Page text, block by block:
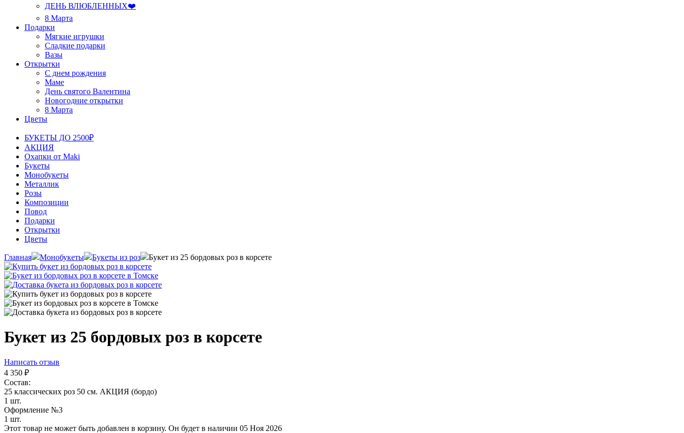
ДЕНЬ ВЛЮБЛЕННЫХ❤️
8 Марта
Подарки
Мягкие игрушки
Сладкие подарки
Вазы
Открытки
С днем рождения
Маме
День святого Валентина
Новогодние открытки
8 Марта
Цветы
БУКЕТЫ ДО 2500₽
АКЦИЯ
Охапки от Maki
Букеты
Монобукеты
Металлик
Розы
Композиции
Повод
Подарки
Открытки
Цветы
Главная Монобукеты Букеты из роз Букет из 25 бордовых роз в корсете
Букет из 25 бордовых роз в корсете
Написать отзыв
4 350 ₽
Состав:
25 классических роз 50 см. АКЦИЯ (бордо)
1 шт.
Оформление №3
1 шт.
Этот товар не может быть добавлен в корзину. Он будет в наличии 05 Ноя 2026